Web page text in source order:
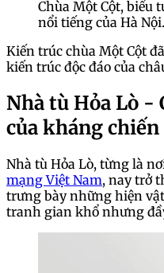
Chùa Một Cột, biểu
nổi tiếng của Hà Nội.
Kiến trúc chùa Một Cột
kiến trúc độc đáo của
Nhà tù Hỏa Lò -
của kháng chiến
Nhà tù Hỏa Lò, từng là
mạng Việt Nam, nay trở
trưng bày những hiện
tranh gian khổ nhưng